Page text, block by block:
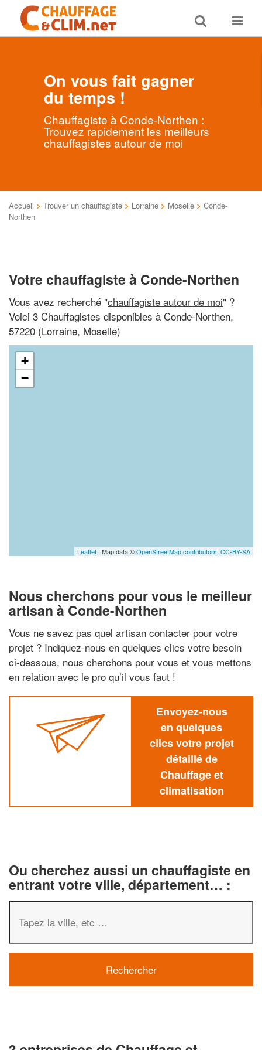
Toggle
search
Toggle
On vous fait gagner
du temps !
Chauffagiste à Conde-Northen :
Trouvez rapidement les meilleurs
chauffagistes autour de moi
Accueil > Trouver un chauffagiste > Lorraine > Moselle > Conde-
Northen
Votre chauffagiste à Conde-Northen
Vous avez recherché "chauffagiste autour de moi" ?
Voici 3 Chauffagistes disponibles à Conde-Northen,
57220 (Lorraine, Moselle)
+
−
Leaflet | Map data ©OpenStreetMap contributors, CC-BY-SA
Nous cherchons pour vous le meilleur
artisan à Conde-Northen
Vous ne savez pas quel artisan contacter pour votre
projet ? Indiquez-nous en quelques clics votre besoin
ci-dessous, nous cherchons pour vous et vous mettons
en relation avec le pro qu’il vous faut !
Envoyez-nous
en quelques
clics votre projet
détaillé de
Chauffage et
climatisation
Ou cherchez aussi un chauffagiste en
entrant votre ville, département… :